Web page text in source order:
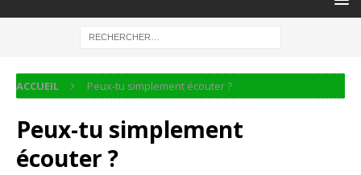
ACCUEIL Peux-tu simplement écouter ?
Peux-tu simplement
écouter ?